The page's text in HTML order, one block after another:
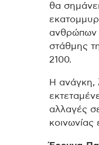
θα
ανθρώπων
στάθμης
2100.
Η ανάγκη,
αλλαγές
κοινωνίας